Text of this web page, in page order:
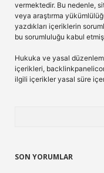
vermektedir. Bu nedenle,
veya araştırma
yazdıkları içeriklerin
bu sorumluluğu kabul etmiş
Hukuka ve yasal
içerikleri,
ilgili içerikler yasal süre
SON YORUMLAR